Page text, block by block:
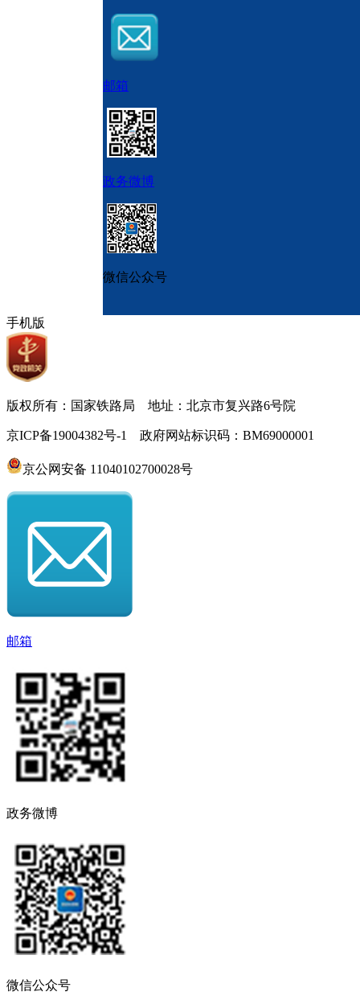
邮箱
政务微博
微信公众号
手机版
版权所有：国家铁路局 地址：北京市复兴路6号院
京ICP备19004382号-1 政府网站标识码：BM69000001
京公网安备 11040102700028号
邮箱
政务微博
微信公众号